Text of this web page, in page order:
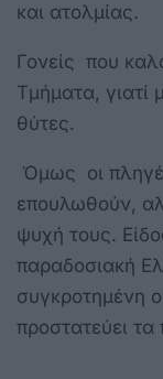
και ατολμίας.
Γονείς που
Τμήματα, γιατί
θύτες.
Όμως οι
επουλωθούν,
ψυχή τους.
παραδοσιακή
συγκροτημένη
προστατεύει τα